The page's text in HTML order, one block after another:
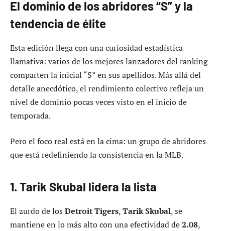
El dominio de los abridores “S” y la
tendencia de élite
Esta edición llega con una curiosidad estadística
llamativa: varios de los mejores lanzadores del ranking
comparten la inicial “S” en sus apellidos. Más allá del
detalle anecdótico, el rendimiento colectivo refleja un
nivel de dominio pocas veces visto en el inicio de
temporada.
Pero el foco real está en la cima: un grupo de abridores
que está redefiniendo la consistencia en la MLB.
1. Tarik Skubal lidera la lista
El zurdo de los Detroit Tigers,Tarik Skubal, se
mantiene en lo más alto con una efectividad de2.08,